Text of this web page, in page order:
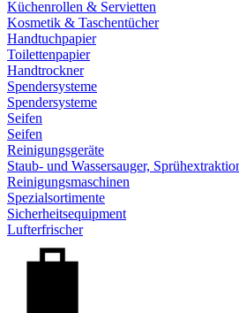
Küchenrollen & Servietten
Kosmetik & Taschentücher
Handtuchpapier
Toilettenpapier
Handtrockner
Spendersysteme
Spendersysteme
Seifen
Seifen
Reinigungsgeräte
Staub- und Wassersauger,
Reinigungsmaschinen
Spezialsortimente
Sicherheitsequipment
Lufterfrischer